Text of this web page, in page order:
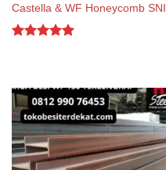
Castella & WF Honeycomb SNI